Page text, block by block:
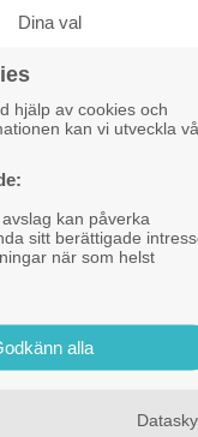
lämna
Ikväll
andan”
”The
Trailers|
Dina val
hjälp av cookies och
kan vi utveckla
kan påverka
sitt berättigade
när som helst
alla